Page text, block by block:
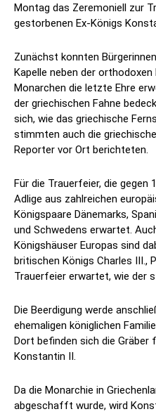
Montag das Zeremoniell zur
gestorbenen Ex-Königs
Zunächst konnten
Kapelle neben der
Monarchen die letzte Ehre
der griechischen Fahne
sich, wie das griechische
stimmten auch die
Reporter vor Ort berichteten.
Für die Trauerfeier, die gegen
Adlige aus zahlreichen
Königspaare Dänemarks,
und Schwedens erwartet.
Königshäuser Europas sind
britischen Königs Charles III.,
Trauerfeier erwartet, wie der
Die Beerdigung werde
ehemaligen königlichen
Dort befinden sich die
Konstantin II.
Da die Monarchie in
abgeschafft wurde, wird